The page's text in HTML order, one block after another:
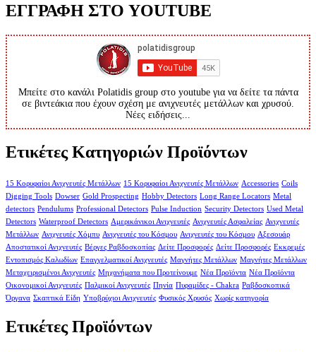
ΕΓΓΡΑΦΗ ΣΤΟ YOUTUBE
Μπείτε στο κανάλι Polatidis group στο youtube για να δείτε τα πάντα
σε βιντεάκια που έχουν σχέση με ανιχνευτές μετάλλων και χρυσού.
Νέες ειδήσεις...
Ετικέτες Κατηγοριών Προϊόντων
15 Κορυφαίοι Ανιχνευτές Μετάλλων 15 Κορυφαίοι Ανιχνευτές Μετάλλων Accessories Coils
Digging Tools Dowser Gold Prospecting Hobby Detectors Long Range Locators Metal
detectors Pendulums Professional Detectors Pulse Induction Security Detectors Used Metal
Detectors Waterproof Detectors Αμερικάνικοι Ανιχνευτές Ανιχνευτές Ασφαλείας Ανιχνευτές
Μετάλλων Ανιχνευτές Χόμπυ Ανιχνευτές του Κόσμου Ανιχνευτές του Κόσμου Αξεσουάρ
Αποστατικοί Ανιχνευτές Βέργες Ραβδοσκοπίας Δείτε Προσφορές Δείτε Προσφορές Εκκρεμές
Εντοπισμός Καλωδίων Επαγγελματικοί Ανιχνευτές Μαγνήτες Μετάλλων Μαγνήτες Μετάλλων
Μεταχειρισμένοι Ανιχνευτές Μηχανήματα που Προτείνουμε Νέα Προϊόντα Νέα Προϊόντα
Οικονομικοί Ανιχνευτές Παλμικοί Ανιχνευτές Πηνία Πυραμίδες - Chakra Ραβδοσκοπικά
Όργανα Σκαπτικά Είδη Υποβρύχιοι Ανιχνευτές Φυσικός Χρυσός Χωρίς κατηγορία
Ετικέτες Προϊόντων